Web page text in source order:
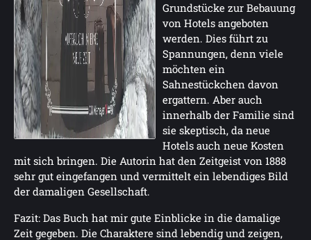
Grundstücke zur Bebauung
von Hotels angeboten
werden. Dies führt zu
Spannungen, denn viele
möchten ein
Sahnestückchen davon
ergattern. Aber auch
innerhalb der Familie sind
sie skeptisch, da neue
Hotels auch neue Kosten
mit sich bringen. Die Autorin hat den Zeitgeist von 1888
sehr gut eingefangen und vermittelt ein lebendiges Bild
der damaligen Gesellschaft.
Fazit: Das Buch hat mir gute Einblicke in die damalige
Zeit gegeben. Die Charaktere sind lebendig und zeigen,